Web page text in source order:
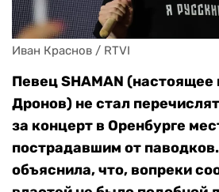
Иван Краснов / RTVI
Певец SHAMAN
Дронов) не стал
за концерт в Оренбурге
пострадавшим от
объяснила, что, вопреки